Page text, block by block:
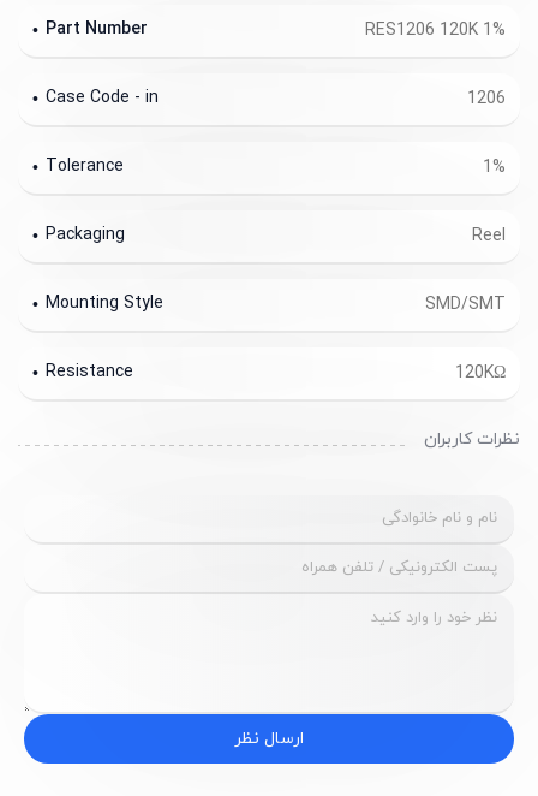
RES1206 120K 1%
Part Number
1206
Case Code - in
1%
Tolerance
Reel
Packaging
SMD/SMT
Mounting Style
120KΩ
Resistance
نظرات کاربران
ارسال نظر